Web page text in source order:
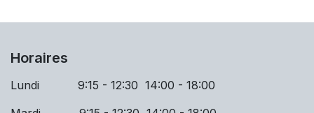
Horaires
Lundi 9:15 - 12:30 14:00 - 18:00